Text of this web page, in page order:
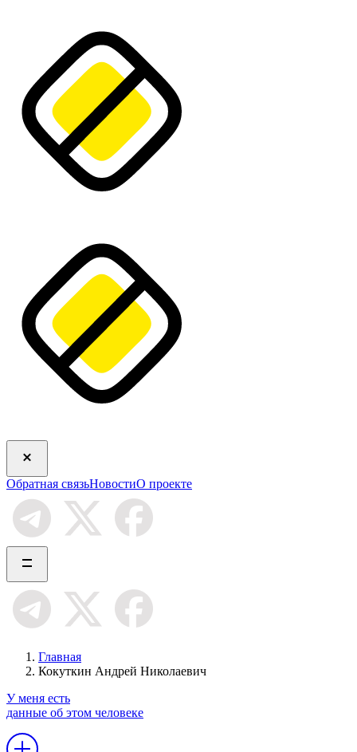
Обратная связьНовостиО проекте
Главная
Кокуткин Андрей Николаевич
У меня есть
данные об этом человеке